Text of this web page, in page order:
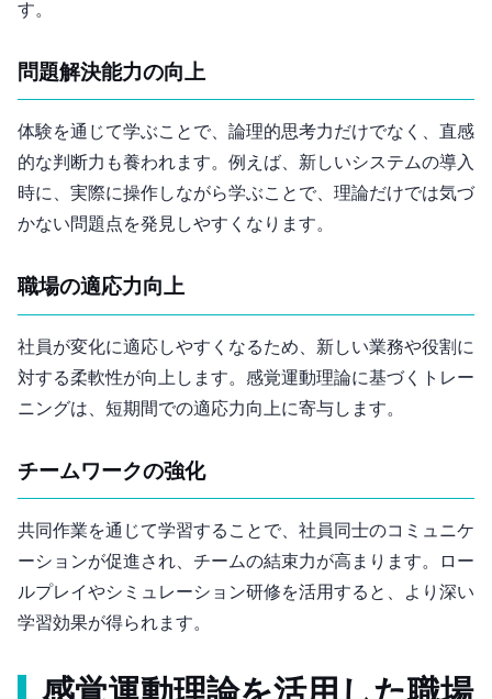
す。
2. 問題解決能力の向上
体験を通じて学ぶことで、論理的思考力だけでなく、直感
的な判断力も養われます。例えば、新しいシステムの導入
時に、実際に操作しながら学ぶことで、理論だけでは気づ
かない問題点を発見しやすくなります。
3. 職場の適応力向上
社員が変化に適応しやすくなるため、新しい業務や役割に
対する柔軟性が向上します。感覚運動理論に基づくトレー
ニングは、短期間での適応力向上に寄与します。
4. チームワークの強化
共同作業を通じて学習することで、社員同士のコミュニケ
ーションが促進され、チームの結束力が高まります。ロー
ルプレイやシミュレーション研修を活用すると、より深い
学習効果が得られます。